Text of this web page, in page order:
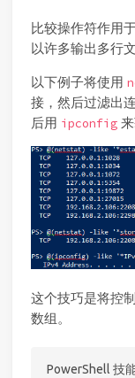
比较操作符作用
以许多输出多行
以下例子将使用
接，然后过滤出
后用 ipconfig
这个技巧是将控
数组。
PowerShell 技